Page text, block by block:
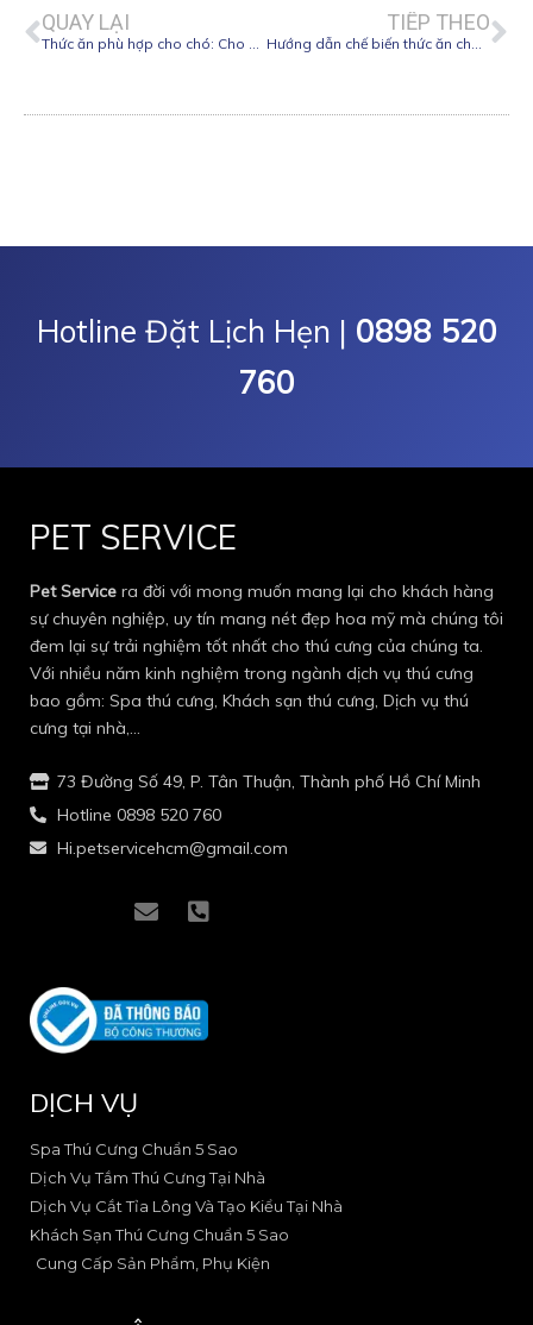
QUAY LẠI TIẾP THEO
Hotline Đặt Lịch Hẹn | 0898 520
760
PET SERVICE
Pet Service ra đời với mong muốn mang lại cho khách hàng
sự chuyên nghiệp, uy tín mang nét đẹp hoa mỹ mà chúng tôi
đem lại sự trải nghiệm tốt nhất cho thú cưng của chúng ta.
Với nhiều năm kinh nghiệm trong ngành dịch vụ thú cưng
bao gồm: Spa thú cưng, Khách sạn thú cưng, Dịch vụ thú
cưng tại nhà,…
73 Đường Số 49, P. Tân Thuận, Thành phố Hồ Chí Minh
Hotline 0898 520 760
Hi.petservicehcm@gmail.com
-
f
a
c
b
o
k
-
2
i
n
a
r
a
m
-
1
n
o
p
h
-
s
e
-
a
l
t
DỊCH VỤ
Spa Thú Cưng Chuẩn 5 Sao
Dịch Vụ Tắm Thú Cưng Tại Nhà
Dịch Vụ Cắt Tỉa Lông Và Tạo Kiểu Tại Nhà
Khách Sạn Thú Cưng Chuẩn 5 Sao
Cung Cấp Sản Phẩm, Phụ Kiện